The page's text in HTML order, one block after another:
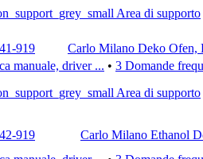
Area di supporto
919
Carlo Milano Deko Ofen,
manuale, driver ... • 3 Domande
Area di supporto
919
Carlo Milano Ethanol